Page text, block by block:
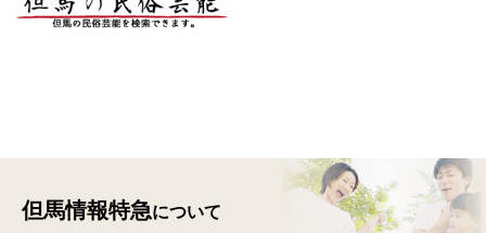
但馬情報特急について